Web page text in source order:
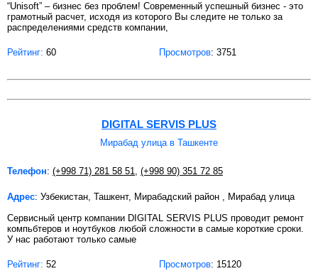
“Unisoft” – бизнес без проблем! Современный успешный бизнес - это
грамотный расчет, исходя из которого Вы следите не только за
распределениями средств компании,
Рейтинг: 60 Просмотров: 3751
DIGITAL SERVIS PLUS
Мирабад улица в Ташкенте
Телефон: (+998 71) 281 58 51 (+998 90) 351 72 85
Адрес: Узбекистан, Ташкент, Мирабадский район , Мирабад улица
Сервисный центр компании DIGITAL SERVIS PLUS проводит ремонт
компьбтеров и ноутбуков любой сложности в самые короткие сроки.
У нас работают только самые
Рейтинг: 52 Просмотров: 15120